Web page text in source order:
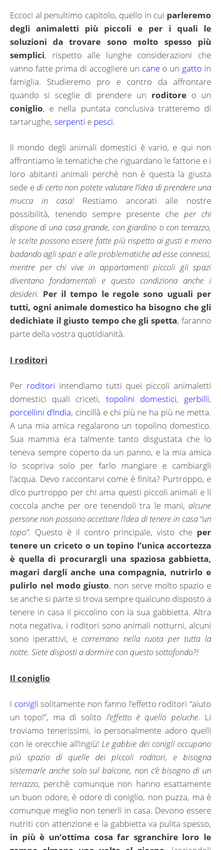
Eccoci al penultimo capitolo, quello in cui parleremo
degli animaletti più piccoli e per i quali le
soluzioni da trovare sono molto spesso più
semplici, rispetto alle lunghe considerazioni che
vanno fatte prima di accogliere un cane o un gatto in
famiglia. Studieremo pro e contro da affrontare
quando si sceglie di prendere un roditore o un
coniglio, e nella puntata conclusiva tratteremo di
tartarughe, serpenti e pesci.
Il mondo degli animali domestici è vario, e qui non
affrontiamo le tematiche che riguardano le fattorie e i
loro abitanti animali perchè non è questa la giusta
sede e di certo non potete valutare l’idea di prendere una
mucca in casa! Restiamo ancorati alle nostre
possibilità, tenendo sempre presente che per chi
dispone di una casa grande, con giardino o con terrazzo,
le scelte possono essere fatte più rispetto ai gusti e meno
badando agli spazi e alle problematiche ad esse connessi,
mentre per chi vive in appartamenti piccoli gli spazi
diventano fondamentali e questo condiziona anche i
desideri. Per il tempo le regole sono uguali per
tutti, ogni animale domestico ha bisogno che gli
dedichiate il giusto tempo che gli spetta, faranno
parte della vostra quotidianità.
I roditori
Per roditori intendiamo tutti quei piccoli animaletti
domestici quali criceti, topolini domestici, gerbilli,
porcellini d’India, cincillà e chi più ne ha più ne metta.
A una mia amica regalarono un topolino domestico.
Sua mamma era talmente tanto disgustata che lo
teneva sempre coperto da un panno, e la mia amica
lo scopriva solo per farlo mangiare e cambiargli
l’acqua. Devo raccontarvi come è finita? Purtroppo, e
dico purtroppo per chi ama questi piccoli animali e li
coccola anche per ore tenendoli tra le mani, alcune
persone non possono accettare l’idea di tenere in casa “un
topo”. Questo è il contro principale, visto che per
tenere un criceto o un topino l’unica accortezza
è quella di procurargli una spaziosa gabbietta,
magari dargli anche una compagnia, nutrirlo e
pulirlo nel modo giusto, non serve molto spazio e
se anche si parte si trova sempre qualcuno disposto a
tenere in casa il piccolino con la sua gabbietta. Altra
nota negativa, i roditori sono animali notturni, alcuni
sono iperattivi, ecorrerrano nella ruota per tutta la
notte. Siete disposti a dormire con questo sottofondo?!
Il coniglio
I conigli solitamente non fanno l’effetto roditori “aiuto
un topo!”, ma di solito l’effetto è quello peluche. Li
troviamo tenerissimi, io personalmente adoro quelli
con le orecchie all’ingiù! Le gabbie dei conigli occupano
più spazio di quelle dei piccoli roditori, e bisogna
sistemarle anche solo sul balcone, non c’è bisogno di un
terrazzo, perchè comunque non hanno esattamente
un buon odore, è odore di coniglio, non puzza, ma è
comunque meglio non tenerli in casa. Devono essere
nutriti con attenzione e la gabbietta va pulita spesso,
in più è un’ottima cosa far sgranchire loro le